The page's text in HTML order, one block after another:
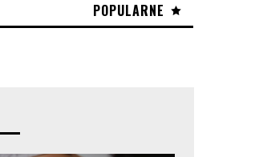
POPULARNE